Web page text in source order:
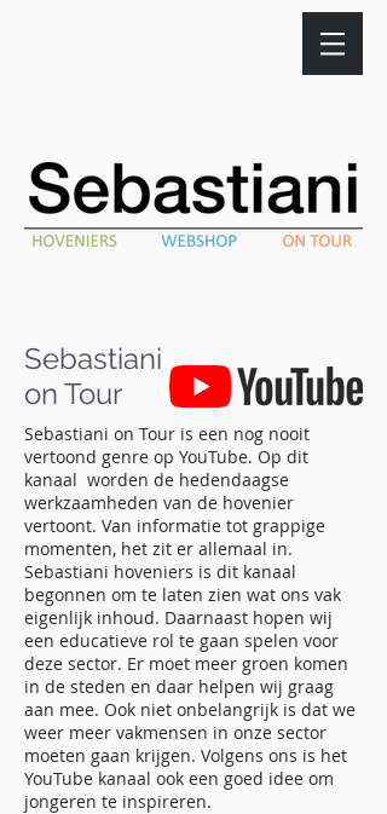
Sebastiani
on Tour
Sebastiani on Tour is een nog nooit
vertoond genre op YouTube. Op dit
kanaal worden de hedendaagse
werkzaamheden van de hovenier
vertoont. Van informatie tot grappige
momenten, het zit er allemaal in.
Sebastiani hoveniers is dit kanaal
begonnen om te laten zien wat ons vak
eigenlijk inhoud. Daarnaast hopen wij
een educatieve rol te gaan spelen voor
deze sector. Er moet meer groen komen
in de steden en daar helpen wij graag
aan mee. Ook niet onbelangrijk is dat we
weer meer vakmensen in onze sector
moeten gaan krijgen. Volgens ons is het
YouTube kanaal ook een goed idee om
jongeren te inspireren.